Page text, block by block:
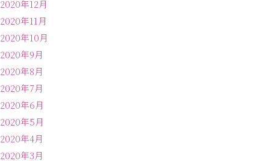
2020年12月
2020年11月
2020年10月
2020年9月
2020年8月
2020年7月
2020年6月
2020年5月
2020年4月
2020年3月